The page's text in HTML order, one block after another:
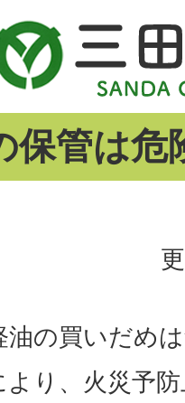
保管は危
の買いだめ
り、火災予